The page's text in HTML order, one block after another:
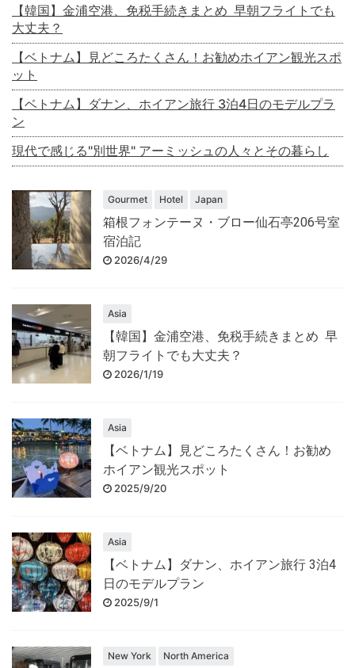
【韓国】金浦空港、免税手続きまとめ 早朝フライトでも
大丈夫？
【ベトナム】見どころたくさん！お勧めホイアン観光スポ
ット
【ベトナム】ダナン、ホイアン旅行 3泊4日のモデルプラ
ン
現代で感じる"別世界" アーミッシュの人々とその暮らし
Gourmet Hotel Japan
箱根フォンテーヌ・ブロー仙石亭206号室
宿泊記
2026/4/29
Asia
【韓国】金浦空港、免税手続きまとめ 早
朝フライトでも大丈夫？
2026/1/19
Asia
【ベトナム】見どころたくさん！お勧め
ホイアン観光スポット
2025/9/20
Asia
【ベトナム】ダナン、ホイアン旅行 3泊4
日のモデルプラン
2025/9/1
New York North America